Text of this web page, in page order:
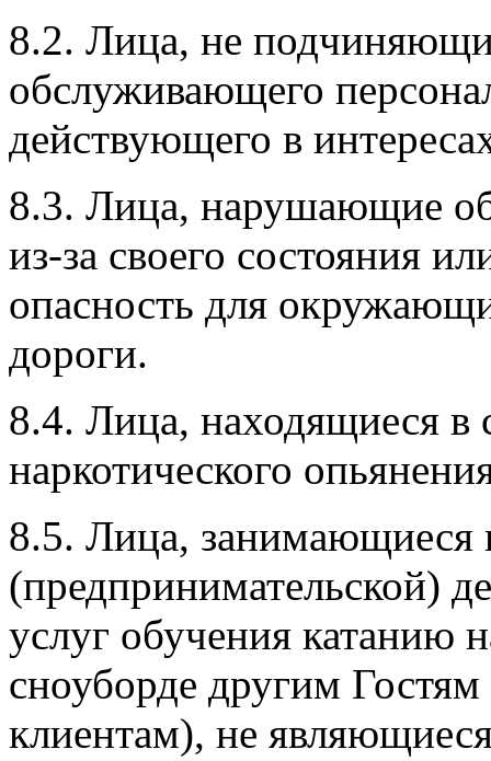
8.2. Лица, не
обслуживающего
действующего в
8.3. Лица, нарушающие
из-за своего состояния
опасность для
дороги.
8.4. Лица, находящиеся в
наркотического
8.5. Лица, занимающиеся
(предпринимательской)
услуг обучения катанию
сноуборде другим
клиентам), не